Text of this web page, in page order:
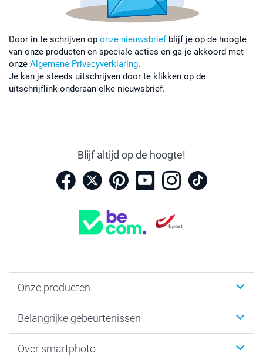
Door in te schrijven op onze nieuwsbriefblijf je op de hoogte
van onze producten en speciale acties en ga je akkoord met
onze Algemene Privacyverklaring.
Je kan je steeds uitschrijven door te klikken op de
uitschrijflink onderaan elke nieuwsbrief.
Blijf altijd op de hoogte!
Onze producten
Fotogeschenken
Fotoprints, Fotoposter & Fotoalbum met fotoprints
Belangrijke gebeurtenissen
Baby
Over smartphoto